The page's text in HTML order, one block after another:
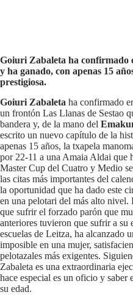
Goiuri Zabaleta ha confirmado
y ha ganado, con apenas 15
prestigiosa.
Goiuri Zabaleta ha confirmado
un frontón Las Llanas de Sestao
bandera y, de la mano del
escrito un nuevo capítulo de la
apenas 15 años, la txapela
por 22-11 a una Amaia Aldai que
Master Cup del Cuatro y Medio
las citas más importantes del
la oportunidad que ha dado este
en una pelotari del más alto nivel.
que sufrir el forzado parón que
anteriores tuvieron que sufrir a su
escuelas de Leitza, ha alcanzado
imposible en una mujer,
pelotazales más exigentes.
Zabaleta es una extraordinaria
hace especial es un oficio y saber
su edad.